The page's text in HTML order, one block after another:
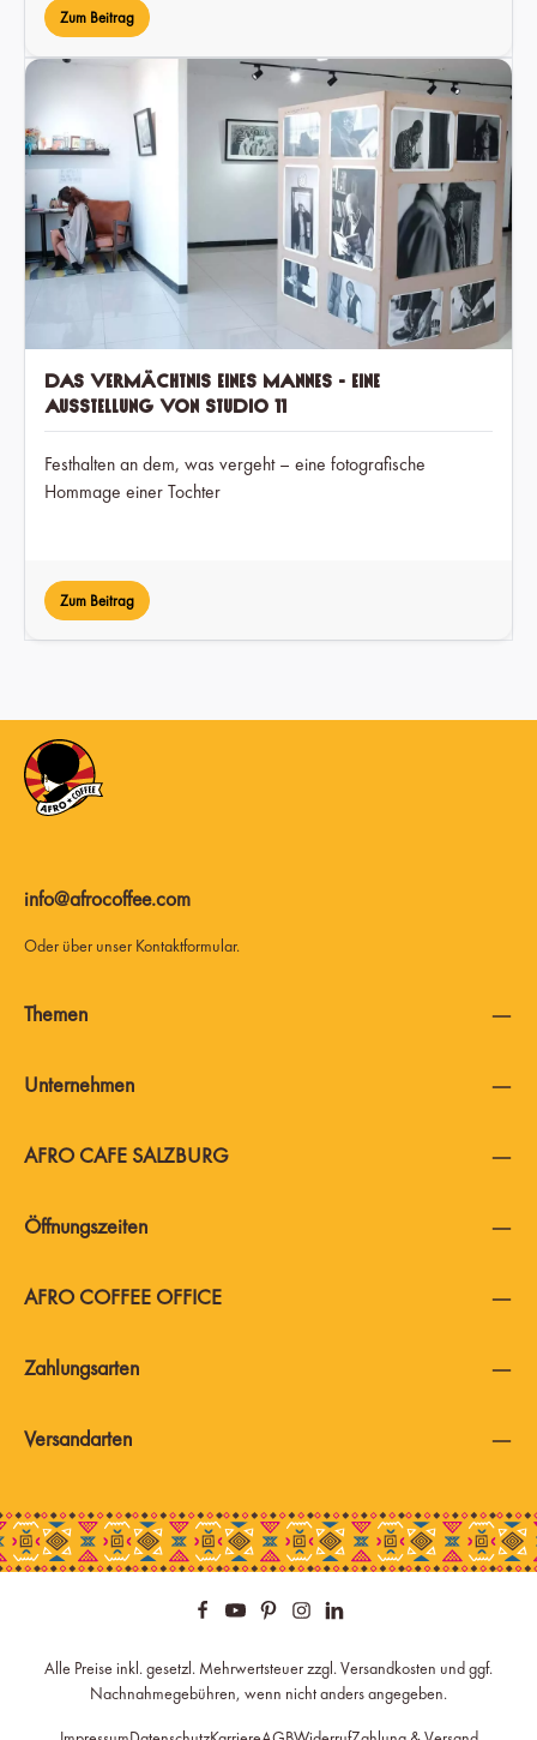
Zum Beitrag
Das Vermächtnis eines Mannes - Eine
Ausstellung von Studio 11
Festhalten an dem, was vergeht – eine fotografische
Hommage einer Tochter
Zum Beitrag
info@afrocoffee.com
Oder über unser Kontaktformular.
AFRO COFFEE OFFICE
AFRO CAFE SALZBURG
Zahlungsarten
Themen
Unternehmen
Öffnungszeiten
Versandarten
Alle Preise inkl. gesetzl. Mehrwertsteuer zzgl.Versandkosten und ggf.
Nachnahmegebühren, wenn nicht anders angegeben.